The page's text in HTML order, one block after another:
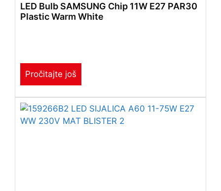
LED Bulb SAMSUNG Chip 11W E27 PAR30
Plastic Warm White
Pročitajte još